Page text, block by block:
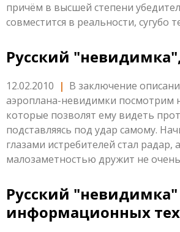
причём в высшей степени
совместится в реальности, сугубо
Русский
12.02.2010 | В заключение
аэроплана-невидимки посмотрим
которые позволят ему видеть
подставляясь под удар самому.
глазами истребителей стал радар,
малозаметностью дружит не
Русский "невидимка"
информационных